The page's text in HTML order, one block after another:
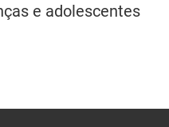
e adolescentes